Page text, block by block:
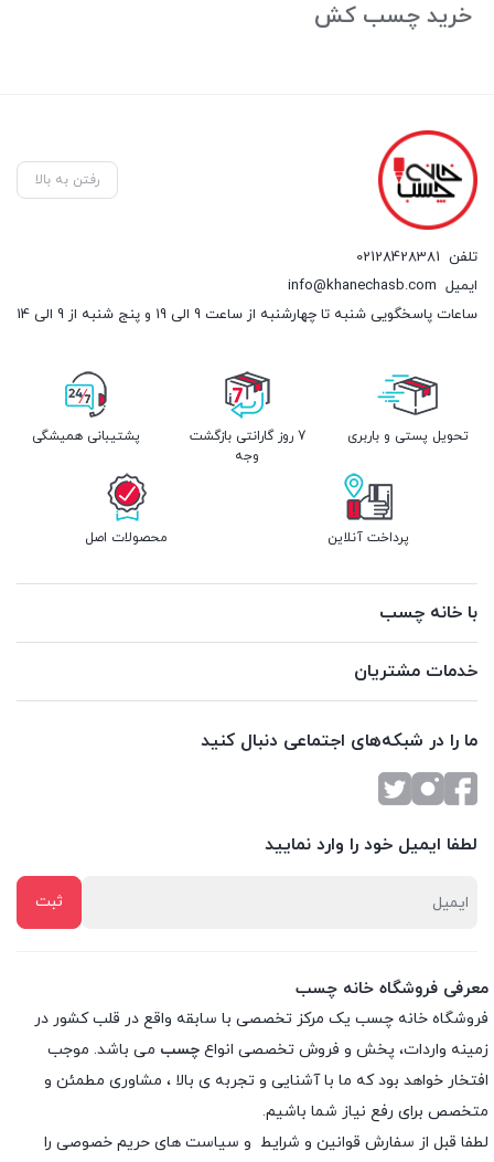
خرید چسب کش
رفتن به بالا
تلفن 02128428381
ایمیل info@khanechasb.com
ساعات پاسخگویی شنبه تا چهارشنبه از ساعت 9 الی 19 و پنج شنبه از 9 الی 14
تحویل پستی و باربری
7 روز گارانتی بازگشت
وجه
پشتیبانی همیشگی
پرداخت آنلاین محصولات اصل
با خانه چسب
خدمات مشتریان
ما را در شبکه‌های اجتماعی دنبال کنید
لطفا ایمیل خود را وارد نمایید
معرفی فروشگاه خانه چسب
فروشگاه خانه چسب یک مرکز تخصصی با سابقه واقع در قلب کشور در
زمینه واردات، پخش و فروش تخصصی انواع چسب می باشد. موجب
افتخار خواهد بود که ما با آشنایی و تجربه ی بالا ، مشاوری مطمئن و
متخصص برای رفع نیاز شما باشیم.
لطفا قبل از سفارش قوانین و شرایط و سیاست های حریم خصوصی را